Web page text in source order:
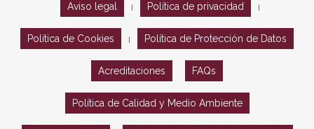
Aviso legal Política de privacidad
Política de Cookies Política de Protección de Datos
Acreditaciones FAQs
Política de Calidad y Medio Ambiente